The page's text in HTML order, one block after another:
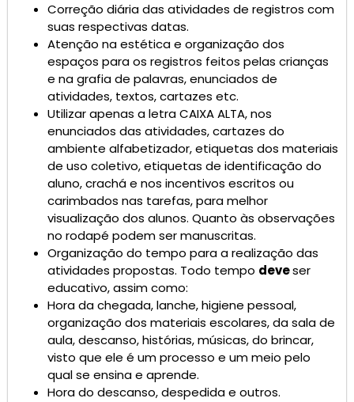
Correção diária das atividades de registros com
suas respectivas datas.
Atenção na estética e organização dos
espaços para os registros feitos pelas crianças
e na grafia de palavras, enunciados de
atividades, textos, cartazes etc.
Utilizar apenas a letra CAIXA ALTA, nos
enunciados das atividades, cartazes do
ambiente alfabetizador, etiquetas dos materiais
de uso coletivo, etiquetas de identificação do
aluno, crachá e nos incentivos escritos ou
carimbados nas tarefas, para melhor
visualização dos alunos. Quanto às observações
no rodapé podem ser manuscritas.
Organização do tempo para a realização das
atividades propostas. Todo tempo deveser
educativo, assim como:
Hora da chegada, lanche, higiene pessoal,
organização dos materiais escolares, da sala de
aula, descanso, histórias, músicas, do brincar,
visto que ele é um processo e um meio pelo
qual se ensina e aprende.
Hora do descanso, despedida e outros.